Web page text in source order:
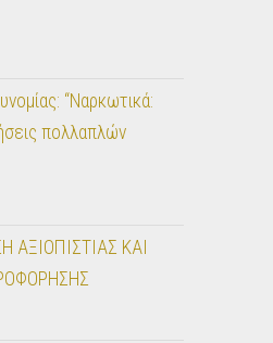
“Ναρκωτικά:
πολλαπλών
ΑΞΙΟΠΙΣΤΙΑΣ ΚΑΙ